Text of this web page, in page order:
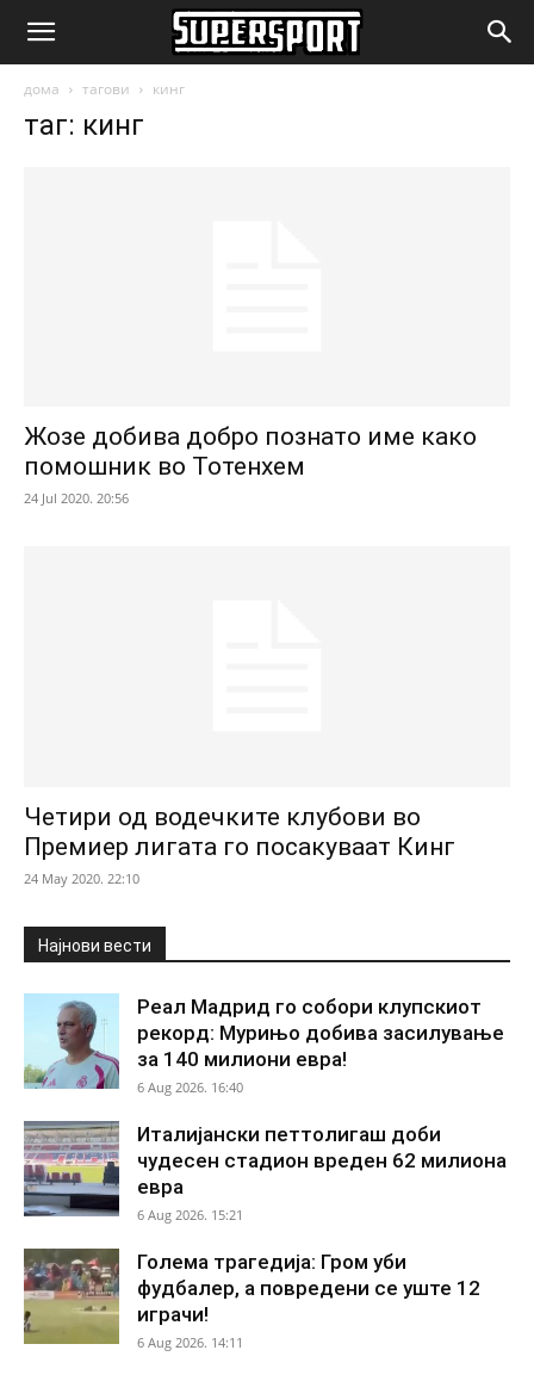
SuperSport.mk
дома тагови кинг
таг: кинг
Жозе добива добро познато име како
помошник во Тотенхем
24 Jul 2020. 20:56
Четири од водечките клубови во
Премиер лигата го посакуваат Кинг
24 May 2020. 22:10
Најнови вести
Реал Мадрид го собори клупскиот
рекорд: Мурињо добива засилување
за 140 милиони евра!
6 Aug 2026. 16:40
Италијански петтолигаш доби
чудесен стадион вреден 62 милиона
евра
6 Aug 2026. 15:21
Голема трагедија: Гром уби
фудбалер, а повредени се уште 12
играчи!
6 Aug 2026. 14:11